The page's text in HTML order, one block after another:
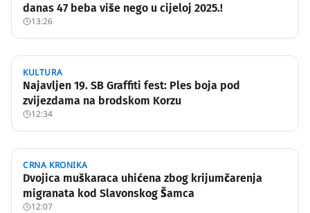
danas 47 beba više nego u cijeloj 2025.!
13:26
KULTURA
Najavljen 19. SB Graffiti fest: Ples boja pod
zvijezdama na brodskom Korzu
12:34
CRNA KRONIKA
Dvojica muškaraca uhićena zbog krijumčarenja
migranata kod Slavonskog Šamca
12:07